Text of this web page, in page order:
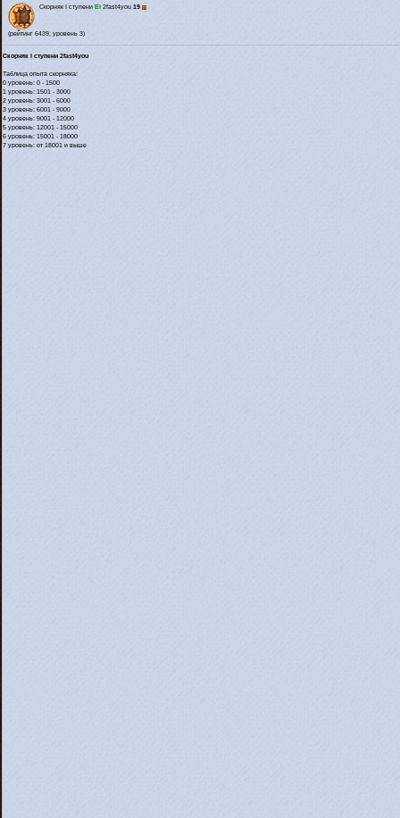
Скорняк I ступени El 2fast4you 19
(рейтинг 6439, уровень 3)
Скорняк I ступени 2fast4you
Таблица опыта скорняка:
0 уровень: 0 - 1500
1 уровень: 1501 - 3000
2 уровень: 3001 - 6000
3 уровень: 6001 - 9000
4 уровень: 9001 - 12000
5 уровень: 12001 - 15000
6 уровень: 15001 - 18000
7 уровень: от 18001 и выше